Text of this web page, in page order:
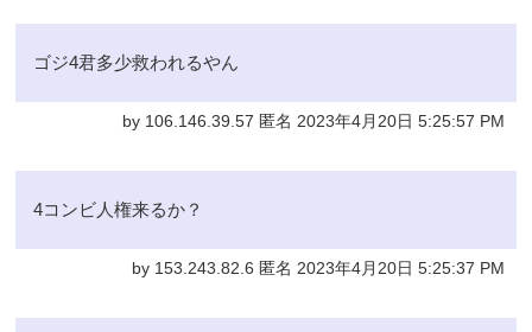
ゴジ4君多少救われるやん
by 106.146.39.57 匿名 2023年4月20日 5:25:57 PM
4コンビ人権来るか？
by 153.243.82.6 匿名 2023年4月20日 5:25:37 PM